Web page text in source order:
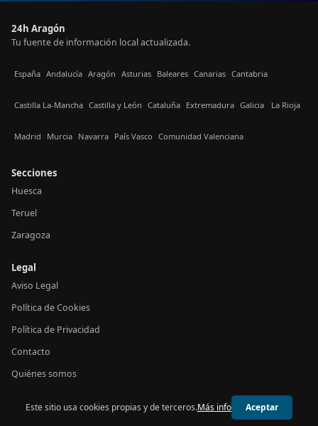
24h Aragón
Tu fuente de información local actualizada.
España Andalucía Aragón Asturias Baleares Canarias Cantabria
Castilla La-Mancha Castilla y León Cataluña Extremadura Galicia La Rioja
Madrid Murcia Navarra País Vasco Comunidad Valenciana
Secciones
Huesca
Teruel
Zaragoza
Legal
Aviso Legal
Política de Cookies
Política de Privacidad
Contacto
Quiénes somos
© 2026 24h Aragón
Este sitio usa cookies propias y de terceros.Más info Aceptar